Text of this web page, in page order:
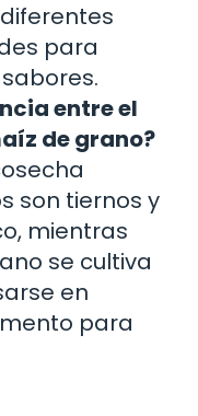
para
entre el
de grano?
son tiernos y
mientras
se cultiva
en
para